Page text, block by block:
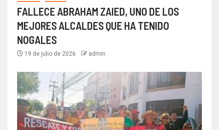
FALLECE ABRAHAM ZAIED, UNO DE LOS
MEJORES ALCALDES QUE HA TENIDO
NOGALES
19 de julio de 2026 admin